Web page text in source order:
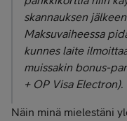
skannauksen
Maksuvaiheessa
kunnes laite
muissakin bonus-
+ OP Visa Electron).
Näin minä mielestäni